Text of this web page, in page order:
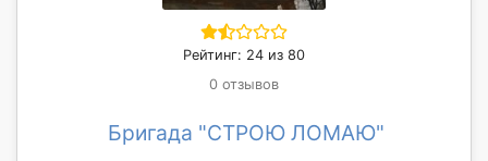
Рейтинг: 24 из 80
0 отзывов
Бригада "СТРОЮ ЛОМАЮ"